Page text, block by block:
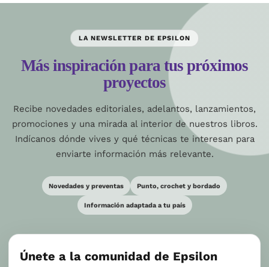
LA NEWSLETTER DE EPSILON
Más inspiración para tus próximos
proyectos
Recibe novedades editoriales, adelantos, lanzamientos,
promociones y una mirada al interior de nuestros libros.
Indícanos dónde vives y qué técnicas te interesan para
enviarte información más relevante.
Novedades y preventas Punto, crochet y bordado
Información adaptada a tu país
Únete a la comunidad de Epsilon